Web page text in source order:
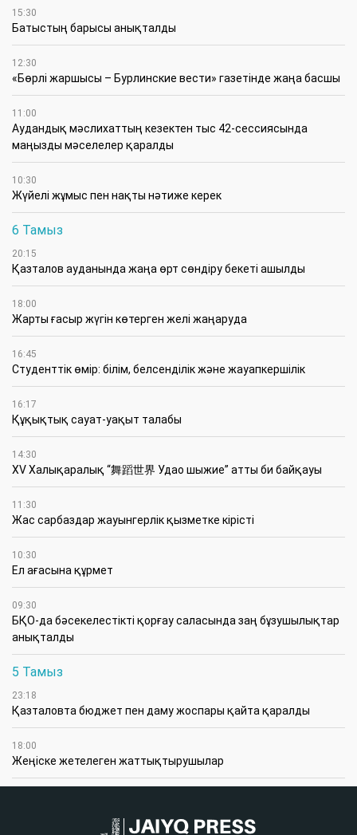
15:30
Батыстың барысы анықталды
12:30
«Бөрлі жаршысы – Бурлинские вести» газетінде жаңа басшы
11:00
Аудандық мәслихаттың кезектен тыс 42-сессиясында
маңызды мәселелер қаралды
10:30
Жүйелі жұмыс пен нақты нәтиже керек
6 Тамыз
20:15
Қазталов ауданында жаңа өрт сөндіру бекеті ашылды
18:00
Жарты ғасыр жүгін көтерген желі жаңаруда
16:45
Студенттік өмір: білім, белсенділік және жауапкершілік
16:17
Құқықтық сауат-уақыт талабы
14:30
XV Халықаралық “舞蹈世界 Удао шыжие” атты би байқауы
11:30
Жас сарбаздар жауынгерлік қызметке кірісті
10:30
Ел ағасына құрмет
09:30
БҚО-да бәсекелестікті қорғау саласында заң бұзушылықтар
анықталды
5 Тамыз
23:18
Қазталовта бюджет пен даму жоспары қайта қаралды
18:00
Жеңіске жетелеген жаттықтырушылар